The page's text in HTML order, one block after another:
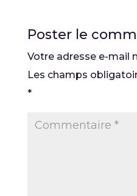
Poster le
Votre adresse e-mail
Les champs
*